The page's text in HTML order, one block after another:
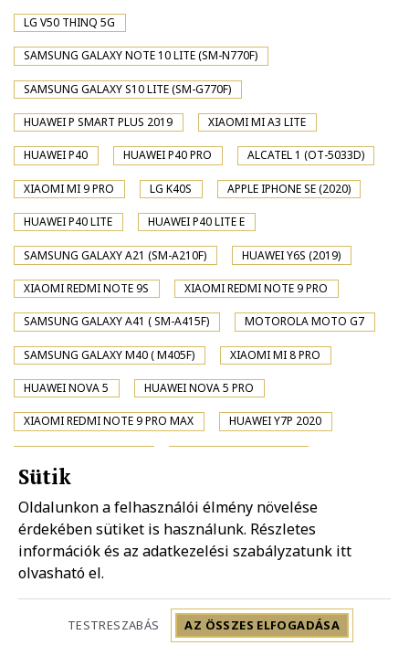
LG V50 THINQ 5G
SAMSUNG GALAXY NOTE 10 LITE (SM-N770F)
SAMSUNG GALAXY S10 LITE (SM-G770F)
HUAWEI P SMART PLUS 2019 XIAOMI MI A3 LITE
HUAWEI P40 HUAWEI P40 PRO ALCATEL 1 (OT-5033D)
XIAOMI MI 9 PRO LG K40S APPLE IPHONE SE (2020)
HUAWEI P40 LITE HUAWEI P40 LITE E
SAMSUNG GALAXY A21 (SM-A210F) HUAWEI Y6S (2019)
XIAOMI REDMI NOTE 9S XIAOMI REDMI NOTE 9 PRO
SAMSUNG GALAXY A41 ( SM-A415F) MOTOROLA MOTO G7
SAMSUNG GALAXY M40 ( M405F) XIAOMI MI 8 PRO
HUAWEI NOVA 5 HUAWEI NOVA 5 PRO
XIAOMI REDMI NOTE 9 PRO MAX HUAWEI Y7P 2020
MOTOROLA MOTO G8 PLUS
XIAOMI MI 10 5G SONY XPERIA XA2 PLUS
XIAOMI POCO X2 SAMSUNG GALAXY A01 ( SM-A015F)
XIAOMI REDMI K20 PRO PREMIUM
Sütik
Oldalunkon a felhasználói élmény növelése
érdekében sütiket is használunk. Részletes
információk és az adatkezelési szabályzatunk itt
olvasható el.
TESTRESZABÁS AZ ÖSSZES ELFOGADÁSA